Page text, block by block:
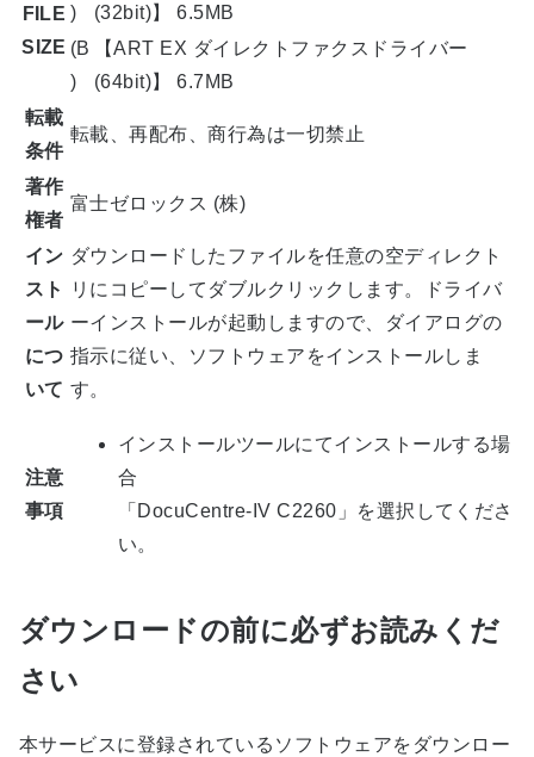
FILE
SIZE
)
(32bit)】 6.5MB
(B
)
【ART EX ダイレクトファクスドライバー
(64bit)】 6.7MB
転載
条件
転載、再配布、商行為は一切禁止
著作
権者
富士ゼロックス (株)
イン
スト
ール
につ
いて
ダウンロードしたファイルを任意の空ディレクト
リにコピーしてダブルクリックします。ドライバ
ーインストールが起動しますので、ダイアログの
指示に従い、ソフトウェアをインストールしま
す。
注意
事項
インストールツールにてインストールする場
合
「DocuCentre-IV C2260」を選択してくださ
い。
ダウンロードの前に必ずお読みくだ
さい
本サービスに登録されているソフトウェアをダウンロー